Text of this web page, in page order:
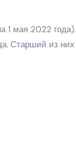
1 мая 2022 года).
Старший из них